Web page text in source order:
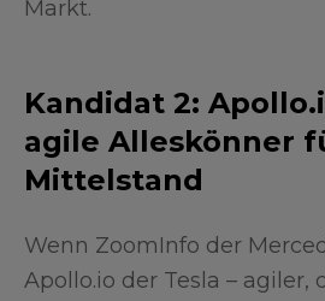
Markt.
Kandidat 2:
agile Alleskönner
Mittelstand
Wenn ZoomInfo der
Apollo.io der Tesla – agiler,